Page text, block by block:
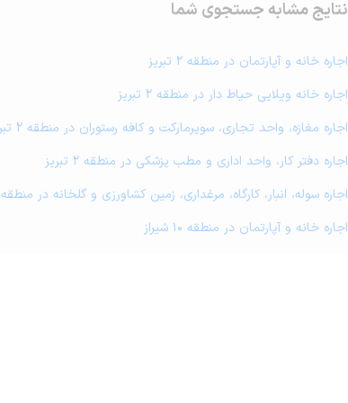
نتایج مشابه جستجوی شما
اجاره خانه و آپارتمان در منطقه 2 تبریز
اجاره خانه ویلایی حیاط دار در منطقه 2 تبریز
اجاره مغازه، واحد تجاری، سوپرمارکت و کافه رستوران در منطقه 2 تبریز
اجاره دفتر کار، واحد اداری و مطب پزشکی در منطقه 2 تبریز
اجاره سوله، انبار، کارگاه، مرغداری، زمین کشاورزی و گلخانه در منطقه 2 تبریز
اجاره خانه و آپارتمان در منطقه 10 شیراز